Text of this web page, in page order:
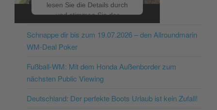
lesen Sie die Details durch
und stimmen Sie der
Nutzung des Service zu, um
dieses Video anzusehen.
Mehr Informationen
powered by
NEUESTE BEITRÄGE
Schnappe dir bis zum 19.07.2026 – den Allroundmarin
WM-Deal Poker
Fußball-WM: Mit dem Honda Außenborder zum
nächsten Public Viewing
Deutschland: Der perfekte Boots Urlaub ist kein Zufall!